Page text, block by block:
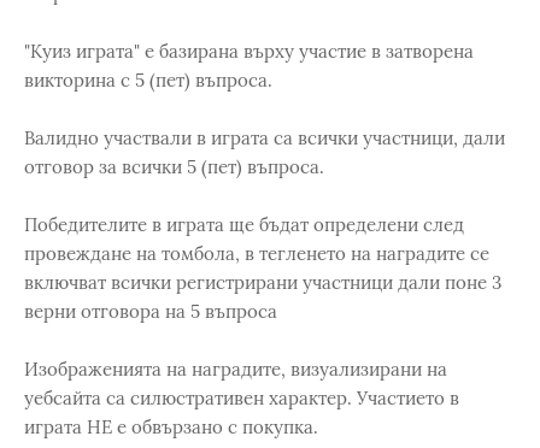
"Куиз играта" е базирана върху участие в затворена
викторина с 5 (пет) въпроса.
Валидно участвали в играта са всички участници, дали
отговор за всички 5 (пет) въпроса.
Победителите в играта ще бъдат определени след
провеждане на томбола, в тегленето на наградите се
включват всички регистрирани участници дали поне 3
верни отговора на 5 въпроса
Изображенията на наградите, визуализирани на
уебсайта са силюстративен характер. Участието в
играта НЕ е обвързано с покупка.